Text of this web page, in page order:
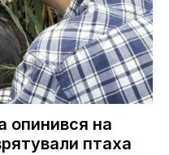
опинився на
птаха